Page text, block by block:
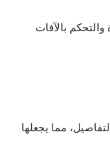
بالآفات
مما يجعلها